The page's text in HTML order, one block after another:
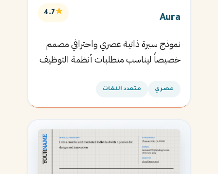
Aura
★
4.7
نموذج سيرة ذاتية عصري واحترافي مصمم
خصيصاً ليناسب متطلبات أنظمة التوظيف
القادمة.
عصري متعدد اللغات